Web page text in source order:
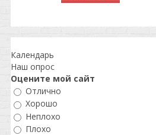
Календарь
Наш опрос
Оцените мой сайт
Отлично
Хорошо
Неплохо
Плохо